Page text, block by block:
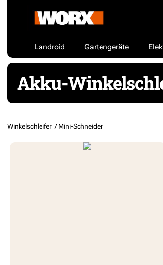
Landroid Gartengeräte
Akku-
Winkelschleifer /Mini-Schneider